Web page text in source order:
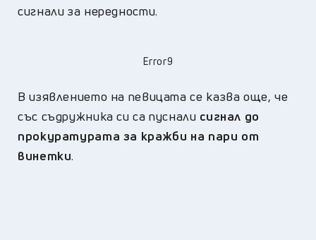
сигнали за нередности.
Error9
В изявлението на певицата се казва още, че
със съдружника си са пуснали сигнал до
прокуратурата за кражби на пари от
винетки.